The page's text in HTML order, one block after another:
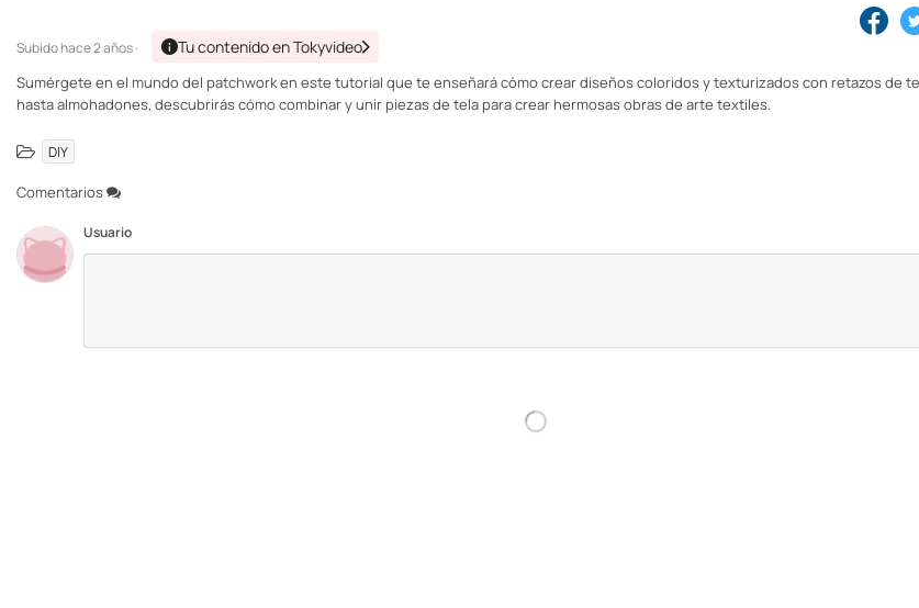
Subidohace 2 años · Tu contenido en Tokyvideo
Sumérgete en el mundo del patchwork en este tutorial que te enseñará cómo crear diseños coloridos y texturizados con retazos de
hasta almohadones, descubrirás cómo combinar y unir piezas de tela para crear hermosas obras de arte textiles.
DIY
Comentarios
Usuario